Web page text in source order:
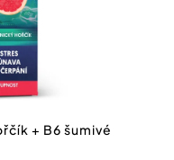
+ B6 šumivé